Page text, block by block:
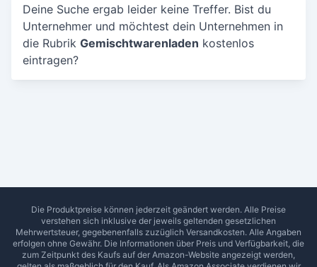
Stadt oder Postleitzahl
Deine Suche ergab leider keine Treffer. Bist du
Unternehmer und möchtest dein Unternehmen in
die Rubrik Gemischtwarenladen kostenlos
eintragen?
Die Produktpreise können jederzeit geändert werden. Alle Preise
verstehen sich inklusive der jeweils geltenden gesetzlichen
Mehrwertsteuer, gegebenenfalls zuzüglich Versandkosten. Alle Angaben
erfolgen ohne Gewähr. Die Informationen über Preis und Verfügbarkeit, die
zum Zeitpunkt des Kaufs auf der Amazon-Website angezeigt werden,